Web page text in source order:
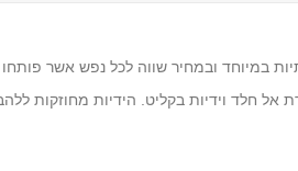
במיוחד ובמחיר שווה לכל נפש אשר